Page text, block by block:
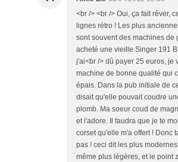
<br /> <br /> Oui, ça fait rêver,
lignes rétro ! Les plus
sont souvent des machines de
acheté une vieille Singer 191
j'ai<br /> dû payer 25 euros, je
machine de bonne qualité qui
épais. Dans la pub initiale de
disait qu'elle pouvait coudre
plomb. Ma soeur coud de
et l'adore. Il faudra que je te
corset qu'elle m'a offert ! Donc
pas ! ceci dit les plus
même plus légères, et le point